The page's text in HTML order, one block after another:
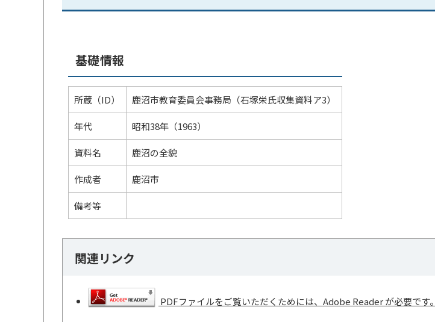
基礎情報
所蔵（ID） 鹿沼市教育委員会事務局（石塚栄氏収集資料ア3）
年代 昭和38年（1963）
資料名 鹿沼の全貌
作成者 鹿沼市
備考等
関連リンク
PDFファイルをご覧いただくためには、Adobe Reader が必要です。